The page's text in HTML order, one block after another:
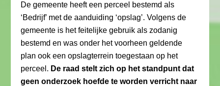
De gemeente heeft een perceel bestemd als
‘Bedrijf’ met de aanduiding ‘opslag’. Volgens de
gemeente is het feitelijke gebruik als zodanig
bestemd en was onder het voorheen geldende
plan ook een opslagterrein toegestaan op het
perceel. De raad stelt zich op het standpunt dat
geen onderzoek hoefde te worden verricht naar